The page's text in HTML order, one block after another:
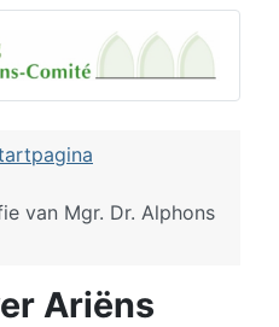
van Mgr. Dr. Alphons
Ariëns